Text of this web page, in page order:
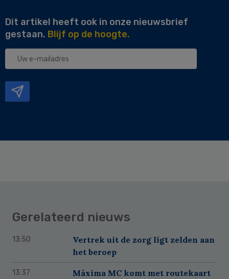
Dit artikel heeft ook in onze nieuwsbrief
gestaan. Blijf op de hoogte.
Uw
Gerelateerd nieuws
13:50
Vertrek uit de zorg ligt zelden aan
het beroep
13:37
Máxima MC komt met routekaart